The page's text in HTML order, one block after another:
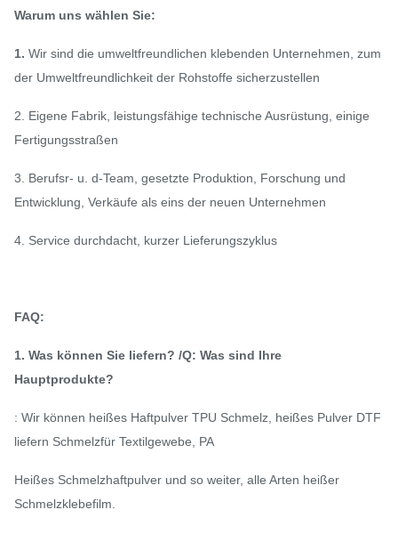
Warum uns wählen Sie:
1. Wir sind die umweltfreundlichen klebenden Unternehmen, zum
der Umweltfreundlichkeit der Rohstoffe sicherzustellen
2. Eigene Fabrik, leistungsfähige technische Ausrüstung, einige
Fertigungsstraßen
3. Berufsr- u. d-Team, gesetzte Produktion, Forschung und
Entwicklung, Verkäufe als eins der neuen Unternehmen
4. Service durchdacht, kurzer Lieferungszyklus
FAQ:
1. Was können Sie liefern? /Q: Was sind Ihre
Hauptprodukte?
: Wir können heißes Haftpulver TPU Schmelz, heißes Pulver DTF
liefern Schmelzfür Textilgewebe, PA
Heißes Schmelzhaftpulver und so weiter, alle Arten heißer
Schmelzklebefilm.